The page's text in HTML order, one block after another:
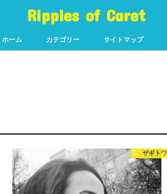
Ripples of Caret
ホーム カテゴリー サイトマップ
ザギトワ